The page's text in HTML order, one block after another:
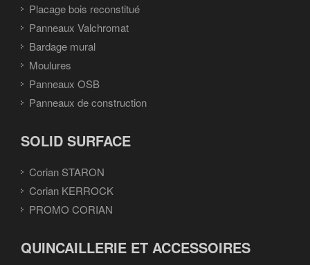
Placage bois reconstitué
Panneaux Valchromat
Bardage mural
Moulures
Panneaux OSB
Panneaux de construction
SOLID SURFACE
Corian STARON
Corian KERROCK
PROMO CORIAN
QUINCAILLERIE ET ACCESSOIRES